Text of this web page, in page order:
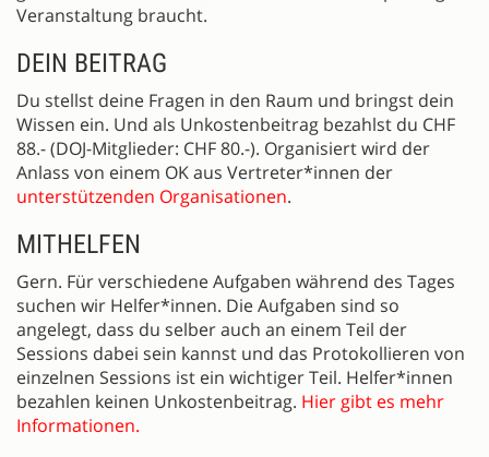
Veranstaltung braucht.
DEIN BEITRAG
Du stellst deine Fragen in den Raum und bringst dein
Wissen ein. Und als Unkostenbeitrag bezahlst du CHF
88.- (DOJ-Mitglieder: CHF 80.-). Organisiert wird der
Anlass von einem OK aus Vertreter*innen der
unterstützenden Organisationen.
MITHELFEN
Gern. Für verschiedene Aufgaben während des Tages
suchen wir Helfer*innen. Die Aufgaben sind so
angelegt, dass du selber auch an einem Teil der
Sessions dabei sein kannst und das Protokollieren von
einzelnen Sessions ist ein wichtiger Teil. Helfer*innen
bezahlen keinen Unkostenbeitrag. Hier gibt es mehr
Informationen.